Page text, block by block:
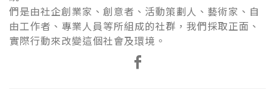
們是由社企創業家、創意者、活動策劃人、藝術家、自
由工作者、專業人員等所組成的社群，我們採取正面、
實際行動來改變這個社會及環境。